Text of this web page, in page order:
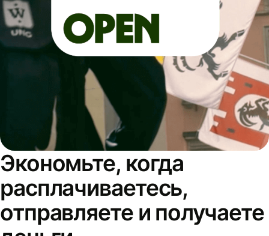
Экономьте, когда
расплачиваетесь,
отправляете и получаете